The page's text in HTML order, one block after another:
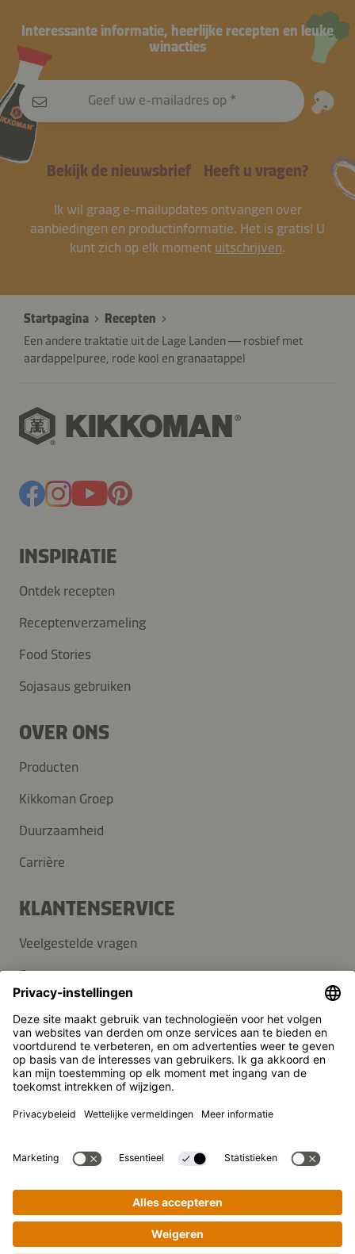
Stapsgewijs koken gemakkelijk
Interessante informatie, heerlijke recepten en leuke
winacties
Geef uw e-mailadres op
Bekijk de nieuwsbrief Heeft u vragen?
Ik wil graag e-mailupdates ontvangen over
aanbiedingen en productinformatie. Het is gratis! U
kunt zich op elk moment uitschrijven.
Startpagina
Recepten
Een andere traktatie uit de Lage Landen — rosbief met
aardappelpuree, rode kool en granaatappel
INSPIRATIE
Ontdek recepten
Receptenverzameling
Food Stories
Sojasaus gebruiken
OVER ONS
Producten
Kikkoman Groep
Duurzaamheid
Carrière
KLANTENSERVICE
Veelgestelde vragen
Contact
Pers
Kikkoman is een geregistreerd handelsmerk van Kikkoman
Corporation, Japan.
Theodorstraße 180, 40472 Düsseldorf, Germany
Opgenomen in het handelsregister bij het kantongerecht
Privacy-instellingen
Wettelijke kennisgeving
Gegevensbescherming